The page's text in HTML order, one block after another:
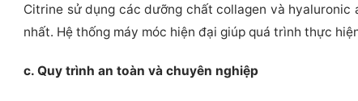
Citrine sử dụng các dưỡng chất collagen và
nhất. Hệ thống máy móc hiện đại giúp quá trình thực
c. Quy trình an toàn và chuyên nghiệp